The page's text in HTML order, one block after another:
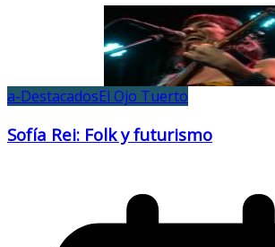
a-DestacadosEl Ojo Tuerto
Sofía Rei: Folk y futurismo